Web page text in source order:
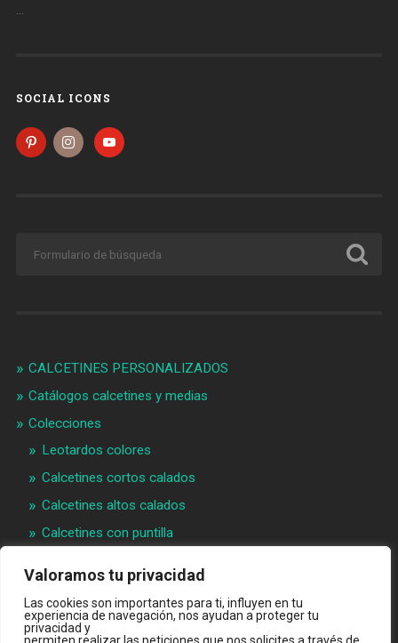
Valoramos tu privacidad
Las cookies son importantes para ti, influyen en tu
experiencia de navegación, nos ayudan a proteger tu
privacidad y
…
SOCIAL ICONS
CALCETINES PERSONALIZADOS
Catálogos calcetines y medias
Colecciones
Leotardos colores
Calcetines cortos calados
Calcetines altos calados
Calcetines con puntilla
Materias primeras
Videos